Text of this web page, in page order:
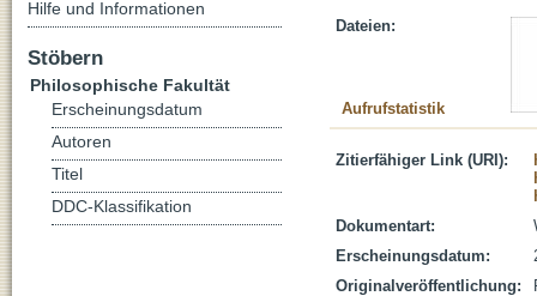
Dateien:
Aufrufstatistik
Zitierfähiger Link (URI):
Dokumentart:
Erscheinungsdatum:
Originalveröffentlichung:
Hilfe und Informationen
Stöbern
Philosophische Fakultät
Erscheinungsdatum
Autoren
Titel
DDC-Klassifikation